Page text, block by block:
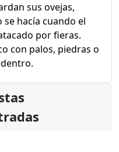
sus ovejas,
se hacía cuando el
por fieras.
con palos, piedras o